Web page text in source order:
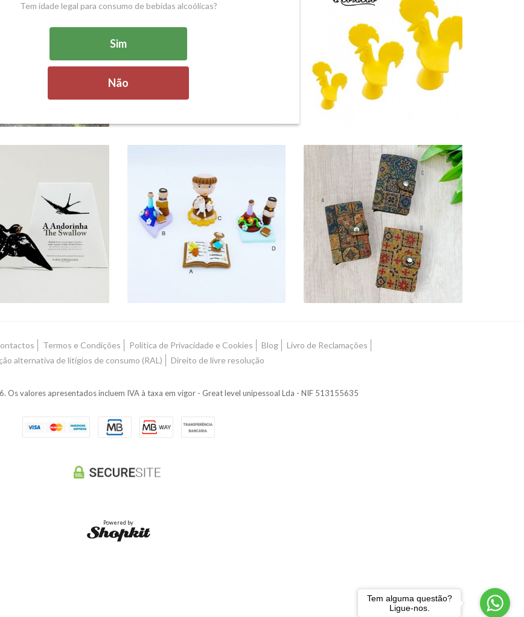
GALOS E SARDINHAS
7 Produtos
ANDORINHAS
2 Produtos
MINIATURAS
3 Produtos
ARTIGOS
TRADICIONAIS
11 Produtos
Termos e Condições Política de Privacidade e Cookies Blog
Livro de Reclamações
alternativa de litígios de consumo (RAL)
Direito de livre resolução
Os valores apresentados incluem IVA à taxa em vigor - Great level unipessoal Lda - NIF 513155635
Powered by
Tem idade legal para consumo de bebidas alcoólicas?
Sim
Não
Tem alguma questão?
Ligue-nos.